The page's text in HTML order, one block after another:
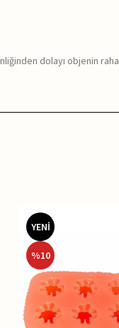
dolayı objenin
YENİ
%10